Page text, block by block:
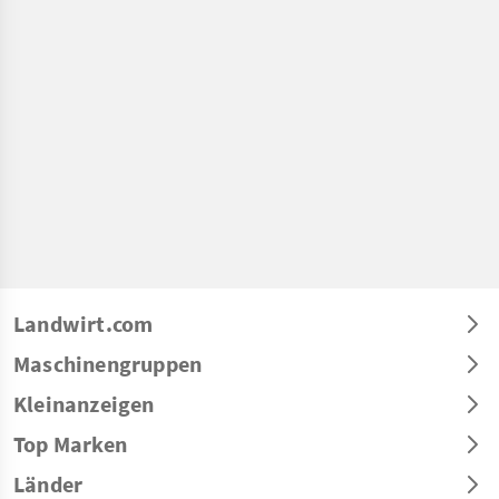
Landwirt.com
Maschinengruppen
Kleinanzeigen
Top Marken
Länder